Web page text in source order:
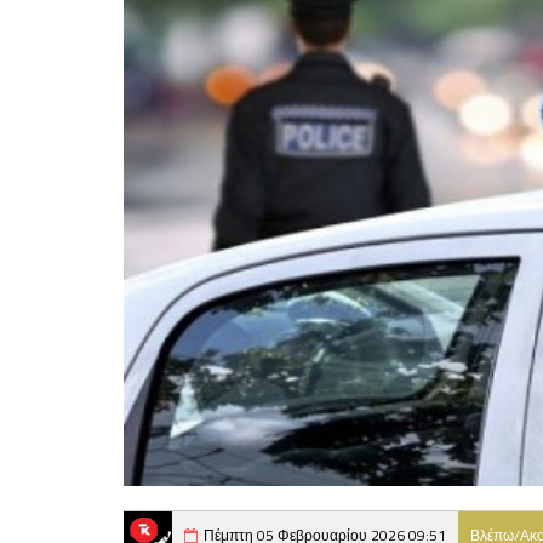
Πέμπτη 05 Φεβρουαρίου 2026 09:51 Βλέπω/